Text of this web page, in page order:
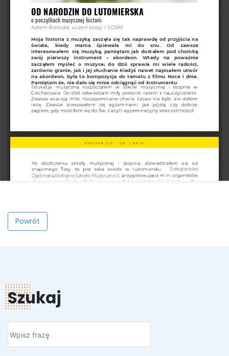
Powrót
Szukaj